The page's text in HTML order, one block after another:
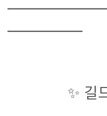
━━━━━
✨ 길드